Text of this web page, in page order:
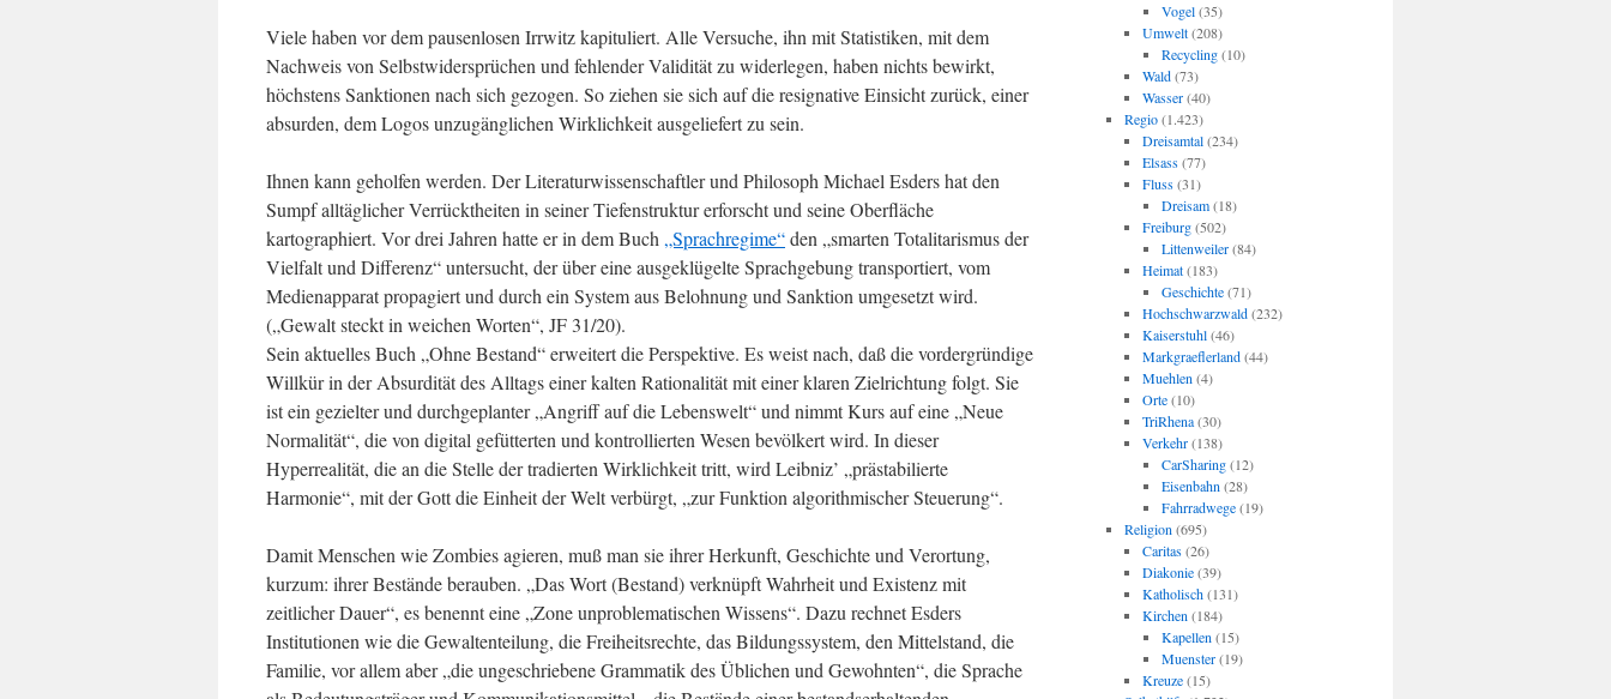
Viele haben vor dem pausenlosen Irrwitz kapituliert. Alle Versuche, ihn mit Statistiken, mit dem
Nachweis von Selbstwidersprüchen und fehlender Validität zu widerlegen, haben nichts bewirkt,
höchstens Sanktionen nach sich gezogen. So ziehen sie sich auf die resignative Einsicht zurück, einer
absurden, dem Logos unzugänglichen Wirklichkeit ausgeliefert zu sein.
Ihnen kann geholfen werden. Der Literaturwissenschaftler und Philosoph Michael Esders hat den
Sumpf alltäglicher Verrücktheiten in seiner Tiefenstruktur erforscht und seine Oberfläche
kartographiert. Vor drei Jahren hatte er in dem Buch„Sprachregime“den „smarten Totalitarismus der
Vielfalt und Differenz“ untersucht, der über eine ausgeklügelte Sprachgebung transportiert, vom
Medienapparat propagiert und durch ein System aus Belohnung und Sanktion umgesetzt wird.
(„Gewalt steckt in weichen Worten“, JF 31/20).
Sein aktuelles Buch „Ohne Bestand“ erweitert die Perspektive. Es weist nach, daß die vordergründige
Willkür in der Absurdität des Alltags einer kalten Rationalität mit einer klaren Zielrichtung folgt. Sie
ist ein gezielter und durchgeplanter „Angriff auf die Lebenswelt“ und nimmt Kurs auf eine „Neue
Normalität“, die von digital gefütterten und kontrollierten Wesen bevölkert wird. In dieser
Hyperrealität, die an die Stelle der tradierten Wirklichkeit tritt, wird Leibniz’ „prästabilierte
Harmonie“, mit der Gott die Einheit der Welt verbürgt, „zur Funktion algorithmischer Steuerung“.
Damit Menschen wie Zombies agieren, muß man sie ihrer Herkunft, Geschichte und Verortung,
kurzum: ihrer Bestände berauben. „Das Wort (Bestand) verknüpft Wahrheit und Existenz mit
zeitlicher Dauer“, es benennt eine „Zone unproblematischen Wissens“. Dazu rechnet Esders
Institutionen wie die Gewaltenteilung, die Freiheitsrechte, das Bildungssystem, den Mittelstand, die
Familie, vor allem aber „die ungeschriebene Grammatik des Üblichen und Gewohnten“, die Sprache
Vogel(35)
Umwelt(208)
Recycling(10)
Wald(73)
Wasser(40)
Regio(1.423)
Dreisamtal(234)
Elsass(77)
Fluss(31)
Dreisam(18)
Freiburg(502)
Littenweiler(84)
Heimat(183)
Geschichte(71)
Hochschwarzwald(232)
Kaiserstuhl(46)
Markgraeflerland(44)
Muehlen (4)
Orte(10)
TriRhena(30)
Verkehr(138)
CarSharing(12)
Eisenbahn (28)
Fahrradwege(19)
Religion (695)
Caritas(26)
Diakonie(39)
Katholisch(131)
Kirchen (184)
Kapellen (15)
Muenster(19)
Kreuze(15)